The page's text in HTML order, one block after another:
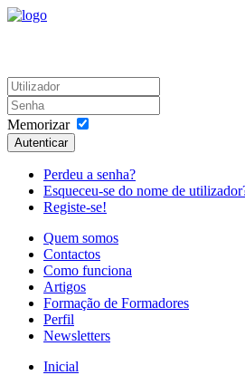
Memorizar
Autenticar
Perdeu a senha?
Esqueceu-se do nome de
Registe-se!
Quem somos
Contactos
Como funciona
Artigos
Formação de Formadores
Perfil
Newsletters
Inicial